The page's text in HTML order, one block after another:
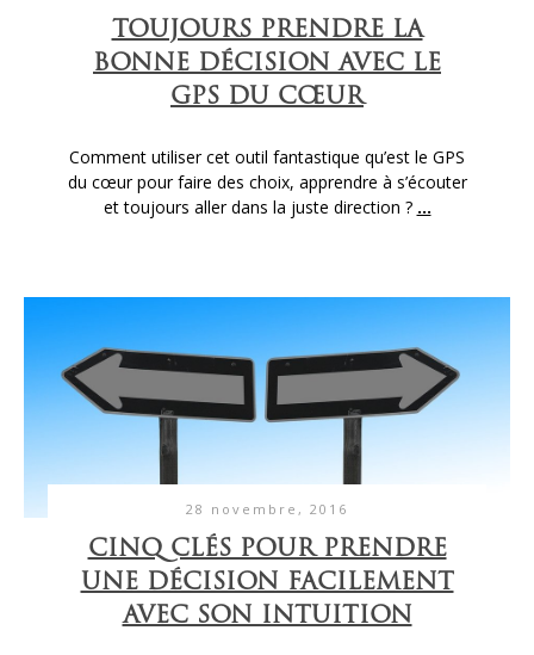
TOUJOURS PRENDRE LA
BONNE DÉCISION AVEC LE
GPS DU CŒUR
Comment utiliser cet outil fantastique qu’est le GPS
du cœur pour faire des choix, apprendre à s’écouter
et toujours aller dans la juste direction ? ...
28 novembre, 2016
CINQ CLÉS POUR PRENDRE
UNE DÉCISION FACILEMENT
AVEC SON INTUITION